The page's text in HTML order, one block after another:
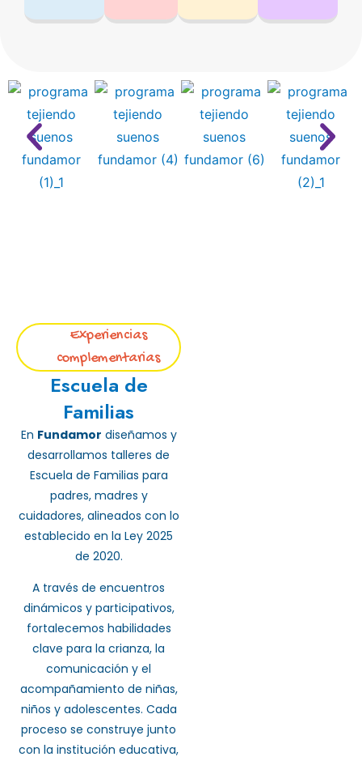
Experiencias
complementarias
Escuela de
Familias
En Fundamor diseñamos y
desarrollamos talleres de
Escuela de Familias para
padres, madres y
cuidadores, alineados con lo
establecido en la Ley 2025
de 2020.
A través de encuentros
dinámicos y participativos,
fortalecemos habilidades
clave para la crianza, la
comunicación y el
acompañamiento de niñas,
niños y adolescentes. Cada
proceso se construye junto
con la institución educativa,